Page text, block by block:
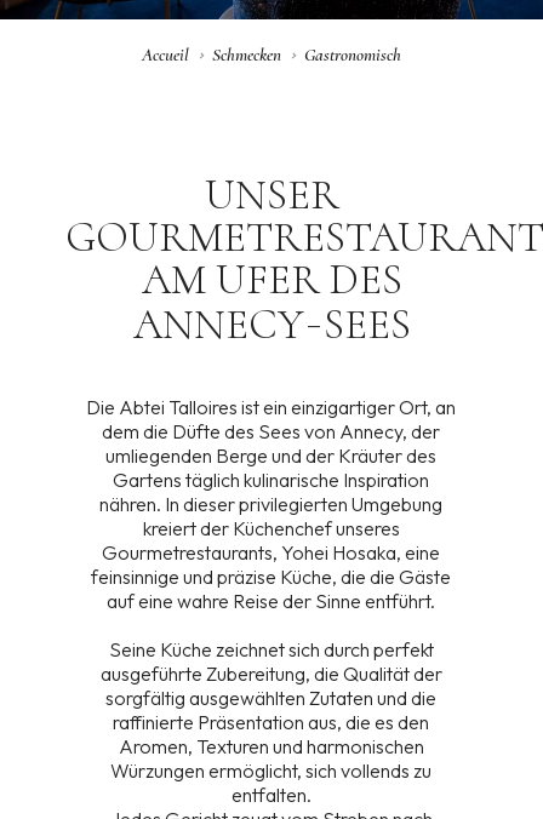
Accueil Schmecken Gastronomisch
UNSER
AM UFER DES
ANNECY-SEES
Die Abtei Talloires ist ein einzigartiger Ort, an
dem die Düfte des Sees von Annecy, der
umliegenden Berge und der Kräuter des
Gartens täglich kulinarische Inspiration
nähren. In dieser privilegierten Umgebung
kreiert der Küchenchef unseres
Gourmetrestaurants, Yohei Hosaka, eine
feinsinnige und präzise Küche, die die Gäste
auf eine wahre Reise der Sinne entführt.
Seine Küche zeichnet sich durch perfekt
ausgeführte Zubereitung, die Qualität der
sorgfältig ausgewählten Zutaten und die
raffinierte Präsentation aus, die es den
Aromen, Texturen und harmonischen
Würzungen ermöglicht, sich vollends zu
entfalten.